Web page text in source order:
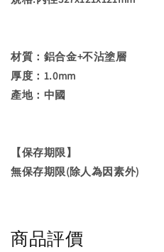
材質：鋁合金+不沾塗層
厚度：1.0mm
產地：中國
【保存期限】
無保存期限(除人為因素外)
商品評價